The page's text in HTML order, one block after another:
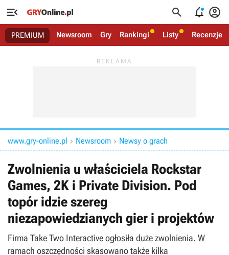
   
PREMIUM Newsroom Gry Rankingi Listy Recenzje
www.gry-online.pl  Newsroom  Newsy o grach
Zwolnienia u właściciela Rockstar
Games, 2K i Private Division. Pod
topór idzie szereg
niezapowiedzianych gier i projektów
Firma Take Two Interactive ogłosiła duże zwolnienia. W
ramach oszczędności skasowano także kilka